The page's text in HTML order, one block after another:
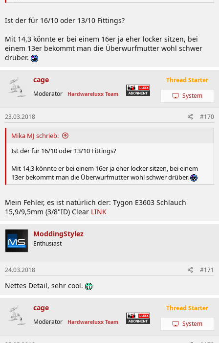
Ist der für 16/10 oder 13/10 Fittings?
Mit 14,3 könnte er bei einem 16er ja eher locker sitzen, bei
einem 13er bekommt man die Überwurfmutter wohl schwer
drüber.
cage
Moderator Hardwareluxx Team
Thread Starter
System
23.03.2018 #170
Mika MJ schrieb:
Ist der für 16/10 oder 13/10 Fittings?
Mit 14,3 könnte er bei einem 16er ja eher locker sitzen, bei einem
13er bekommt man die Überwurfmutter wohl schwer drüber.
Mein Fehler, es ist natürlich der: Tygon E3603 Schlauch
15,9/9,5mm (3/8"ID) Clear LINK
ModdingStylez
Enthusiast
24.03.2018 #171
Nettes Detail, sehr cool.
cage
Moderator Hardwareluxx Team
Thread Starter
System